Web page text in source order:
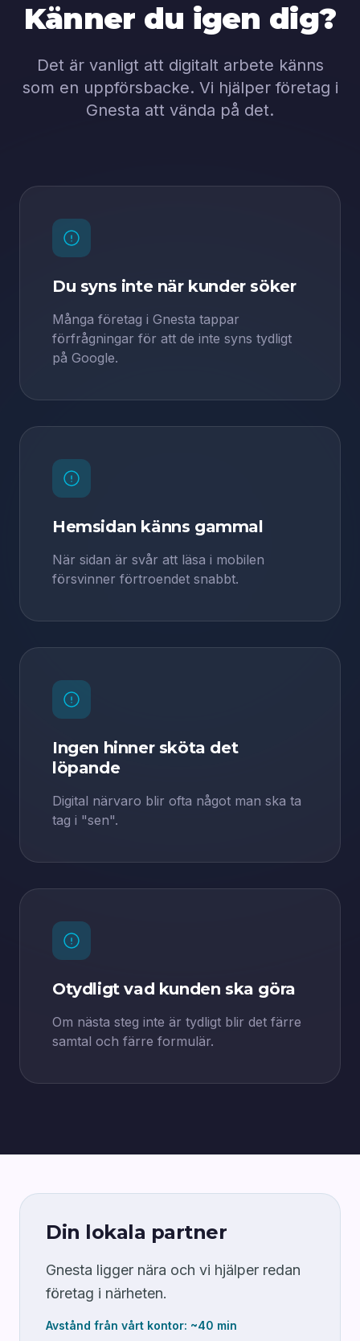
Känner du igen dig?
Det är vanligt att digitalt arbete känns
som en uppförsbacke. Vi hjälper företag i
Gnesta att vända på det.
Du syns inte när kunder söker
Många företag i Gnesta tappar
förfrågningar för att de inte syns tydligt
på Google.
Hemsidan känns gammal
När sidan är svår att läsa i mobilen
försvinner förtroendet snabbt.
Ingen hinner sköta det
löpande
Digital närvaro blir ofta något man ska ta
tag i "sen".
Otydligt vad kunden ska göra
Om nästa steg inte är tydligt blir det färre
samtal och färre formulär.
Din lokala partner
Gnesta ligger nära och vi hjälper redan
företag i närheten.
Avstånd från vårt kontor: ~40 min